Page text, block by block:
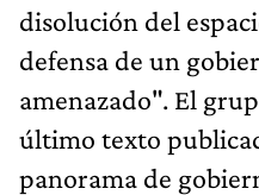
disolución del
defensa de un
amenazado". El
último texto
panorama de